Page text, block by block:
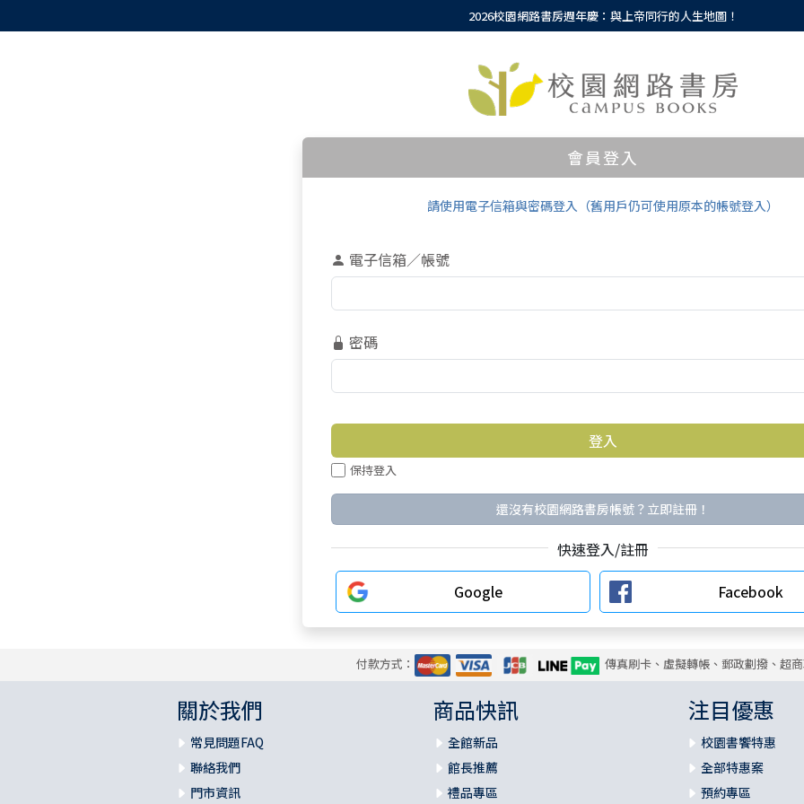
2026校園網路書房週年慶：與上帝同行的人生地圖！
會員登入
請使用電子信箱與密碼登入（舊用戶仍可使用原本的帳號登入）
電子信箱／帳號
密碼
保持登入
還沒有校園網路書房帳號？立即註冊！
快速登入/註冊
Google
Facebook
付款方式： 傳真刷卡、虛擬轉帳、郵政劃撥、超
關於我們
常見問題FAQ
聯絡我們
門市資訊
商品快訊
全館新品
館長推薦
禮品專區
注目優惠
校園書饗特惠
全部特惠案
預約專區